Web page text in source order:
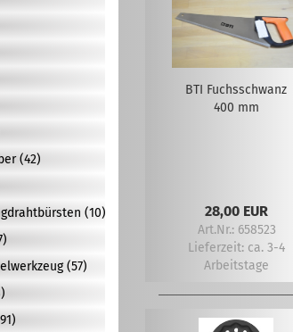
BTI Fuchsschwanz
400 mm
28,00 EUR
Art.Nr.: 658523
Lieferzeit: ca. 3-4
Arbeitstage
(42)
(10)
(57)